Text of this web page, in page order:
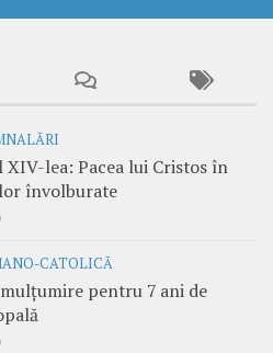
XIV-lea: Pacea lui Cristos în
învolburate
CATOLICĂ
pentru 7 ani de